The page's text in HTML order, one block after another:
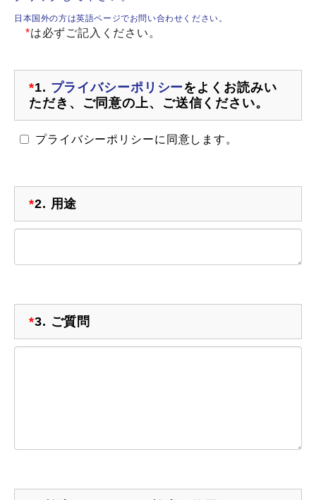
日本国外の方は英語ページでお問い合わせください。
*は必ずご記入ください。
*1. プライバシーポリシーをよくお読みい
ただき、ご同意の上、ご送信ください。
プライバシーポリシーに同意します。
*2. 用途
*3. ご質問